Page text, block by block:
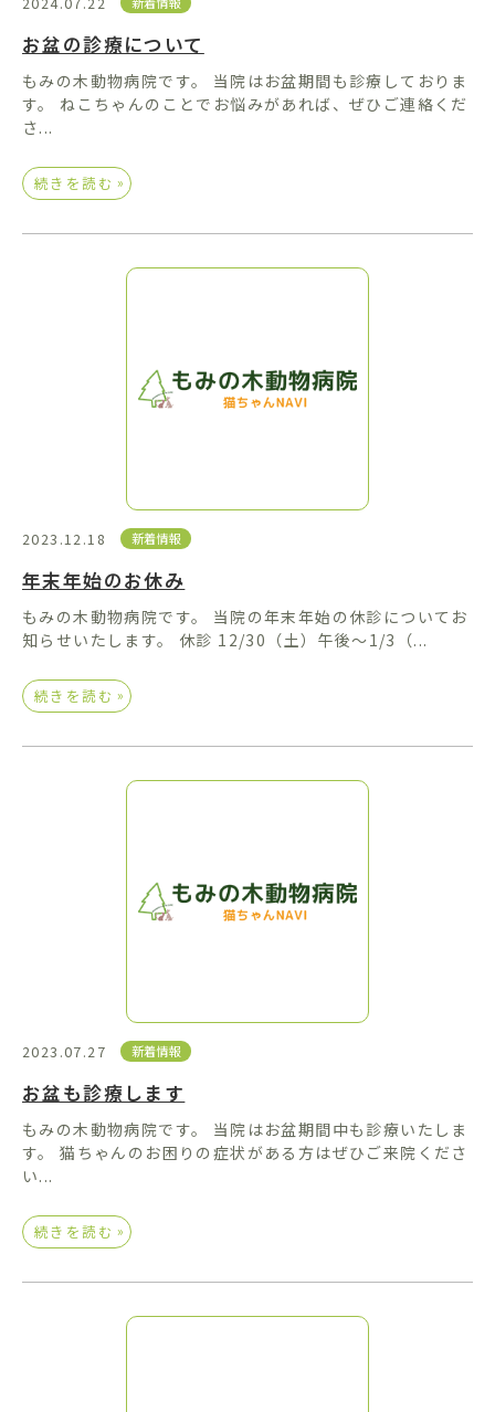
お盆の診療について
もみの木動物病院です。 当院はお盆期間も診療しておりま
す。 ねこちゃんのことでお悩みがあれば、ぜひご連絡くだ
さ...
続きを読む »
2023.12.18 新着情報
年末年始のお休み
もみの木動物病院です。 当院の年末年始の休診についてお
知らせいたします。 休診 12/30（土）午後～1/3（...
続きを読む »
2023.07.27 新着情報
お盆も診療します
もみの木動物病院です。 当院はお盆期間中も診療いたしま
す。 猫ちゃんのお困りの症状がある方はぜひご来院くださ
い...
続きを読む »